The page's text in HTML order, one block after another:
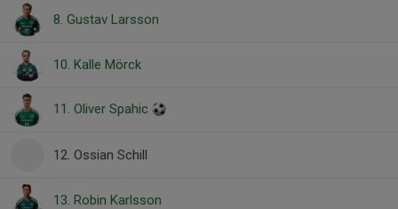
8. Gustav Larsson
10. Kalle Mörck
11. Oliver Spahic
12. Ossian Schill
13. Robin Karlsson